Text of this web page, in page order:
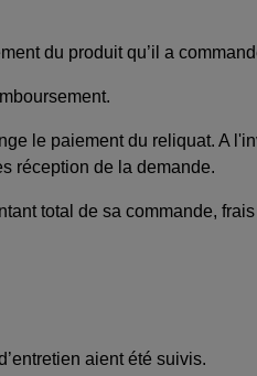
du produit qu’il a
le paiement du reliquat. A
réception de la demande.
total de sa commande,
aient été suivis.